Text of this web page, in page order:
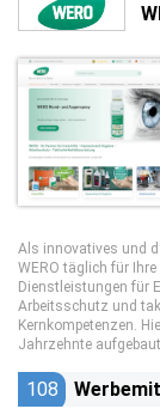
Als innovatives und
WERO täglich für
Dienstleistungen für
Arbeitsschutz und
Kernkompetenzen.
Jahrzehnte
108